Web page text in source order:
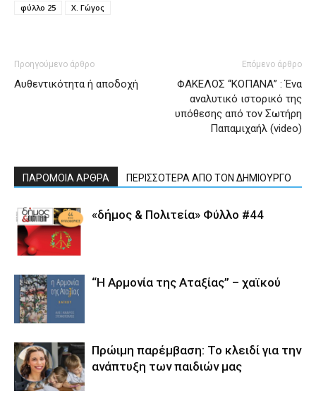
φύλλο 25
Χ. Γώγος
Προηγούμενο άρθρο
Αυθεντικότητα ή αποδοχή
Επόμενο άρθρο
ΦΑΚΕΛΟΣ “ΚΟΠΑΝΑ” : Ένα
αναλυτικό ιστορικό της
υπόθεσης από τον Σωτήρη
Παπαμιχαήλ (video)
ΠΑΡΟΜΟΙΑ ΑΡΘΡΑ ΠΕΡΙΣΣΟΤΕΡΑ ΑΠΟ ΤΟΝ ΔΗΜΙΟΥΡΓΟ
«δήμος & Πολιτεία» Φύλλο #44
“Η Αρμονία της Αταξίας” – χαϊκού
Πρώιμη παρέμβαση: Το κλειδί για την
ανάπτυξη των παιδιών µας